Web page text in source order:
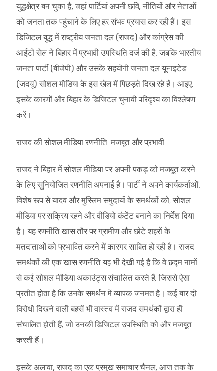
युद्धक्षेत्र बन चुका है, जहां पार्टियां अपनी छवि, नीतियों और नेताओं
को जनता तक पहुंचाने के लिए हर संभव प्रयास कर रही हैं। इस
डिजिटल युद्ध में राष्ट्रीय जनता दल (राजद) और कांग्रेस की
आईटी सेल ने बिहार में प्रभावी उपस्थिति दर्ज की है, जबकि भारतीय
जनता पार्टी (बीजेपी) और उसके सहयोगी जनता दल यूनाइटेड
(जदयू) सोशल मीडिया के इस खेल में पिछड़ते दिख रहे हैं। आइए,
इसके कारणों और बिहार के डिजिटल चुनावी परिदृश्य का विश्लेषण
करें।
राजद की सोशल मीडिया रणनीति: मजबूत और प्रभावी
राजद ने बिहार में सोशल मीडिया पर अपनी पकड़ को मजबूत करने
के लिए सुनियोजित रणनीति अपनाई है। पार्टी ने अपने कार्यकर्ताओं,
विशेष रूप से यादव और मुस्लिम समुदायों के समर्थकों को, सोशल
मीडिया पर सक्रिय रहने और वीडियो कंटेंट बनाने का निर्देश दिया
है। यह रणनीति खास तौर पर ग्रामीण और छोटे शहरों के
मतदाताओं को प्रभावित करने में कारगर साबित हो रही है। राजद
समर्थकों की एक खास रणनीति यह भी देखी गई है कि वे छद्म नामों
से कई सोशल मीडिया अकाउंट्स संचालित करते हैं, जिससे ऐसा
प्रतीत होता है कि उनके समर्थन में व्यापक जनमत है। कई बार दो
विरोधी दिखने वाली बहसें भी वास्तव में राजद समर्थकों द्वारा ही
संचालित होती हैं, जो उनकी डिजिटल उपस्थिति को और मजबूत
करती हैं।
इसके अलावा, राजद का एक प्रमुख समाचार चैनल, आज तक के